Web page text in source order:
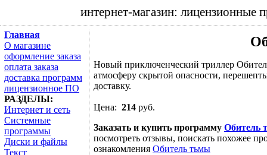
интернет-магазин:
Главная
О магазине
оформление заказа
оплата заказа
доставка программ
лицензионное ПО
РАЗДЕЛЫ:
Интернет и сеть
Системные
программы
Диски и файлы
Текст
Новый приключенческий триллер
атмосферу скрытой опасности,
доставку.
Цена: 214 руб.
Заказать и купить программу Обитель
посмотреть отзывы, поискать похожее
ознакомления Обитель тьмы